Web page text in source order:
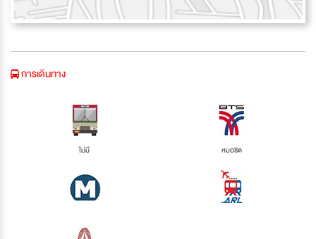
การเดินทาง
ไม่มี หมอชิต